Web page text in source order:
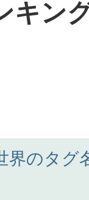
キン
界のタグ